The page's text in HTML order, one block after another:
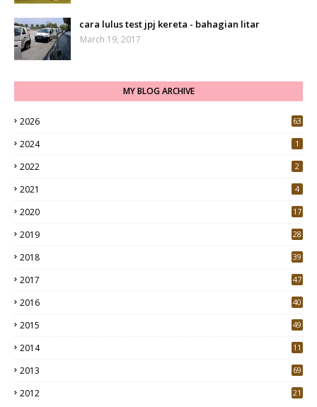
cara lulus test jpj kereta - bahagian litar
March 19, 2017
MY BLOG ARCHIVE
2026 63
2024 1
2022 2
2021 4
2020
17
2019
28
2018
39
2017
47
2016
40
2015
49
2014 11
2013 69
2012 21